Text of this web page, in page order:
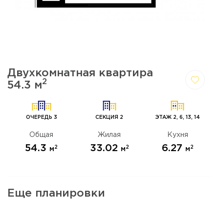
Двухкомнатная квартира
54.3 м2
ОЧЕРЕДЬ 3 СЕКЦИЯ 2 ЭТАЖ 2, 6, 13, 14
Общая
54.3 м 2
Жилая
33.02 м 2
Кухня
6.27 м 2
Еще планировки